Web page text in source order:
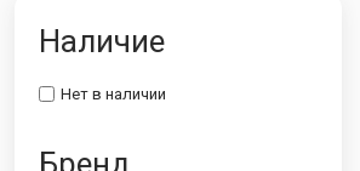
Наличие
Нет в наличии